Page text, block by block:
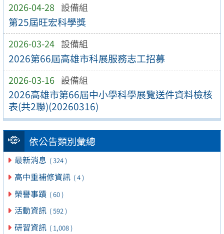
2026-04-28 設備組
第25屆旺宏科學獎
2026-03-24 設備組
2026第66屆高雄市科展服務志工招募
2026-03-16 設備組
2026高雄市第66屆中小學科學展覽送件資料檢核
表(共2聯)(20260316)
依公告類別彙總
最新消息 ( 324 )
高中重補修資訊 ( 4 )
榮譽事蹟 ( 60 )
活動資訊 ( 592 )
研習資訊 ( 1,008 )